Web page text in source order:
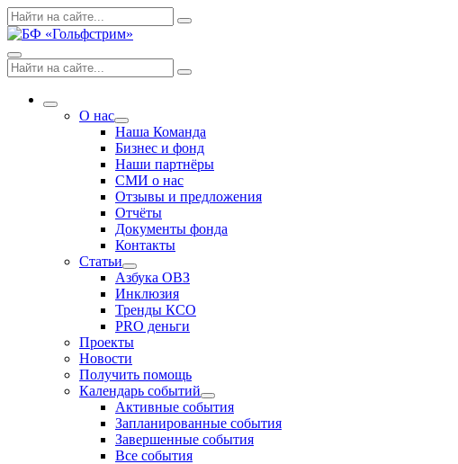
Skip
to
Поиск
по:
Search
Menu
Поиск
по:
Search
More О нас
Expand
dropdown
Наша Команда
Бизнес и фонд
Наши партнёры
СМИ о нас
Отзывы и предложения
Отчёты
Документы фонда
Контакты
Статьи
Expand
dropdown
Азбука ОВЗ
Инклюзия
Тренды КСО
PRO деньги
Проекты
Новости
Получить помощь
Календарь событий
Expand
dropdown
Активные события
Запланированные события
Завершенные события
Все события